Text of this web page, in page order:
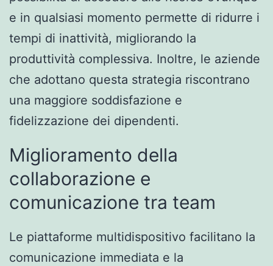
e in qualsiasi momento permette di ridurre i
tempi di inattività, migliorando la
produttività complessiva. Inoltre, le aziende
che adottano questa strategia riscontrano
una maggiore soddisfazione e
fidelizzazione dei dipendenti.
Miglioramento della
collaborazione e
comunicazione tra team
Le piattaforme multidispositivo facilitano la
comunicazione immediata e la